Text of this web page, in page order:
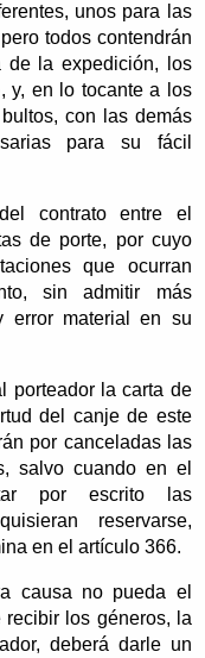
unos para las
todos contendrán
de la expedición, los
y, en lo tocante a los
con las demás
para su fácil
contrato entre el
de porte, por cuyo
que ocurran
sin admitir más
error material en su
porteador la carta de
del canje de este
por canceladas las
salvo cuando en el
por escrito las
reservarse,
en el artículo 366.
causa no pueda el
los géneros, la
deberá darle un